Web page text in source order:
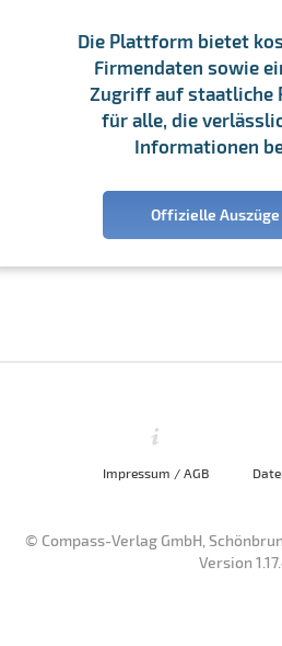
Die Plattform bietet
Firmendaten sowie
Zugriff auf staatliche
für alle, die
Informationen
Offizielle
Impressum / AGB
© Compass-Verlag GmbH,
Version